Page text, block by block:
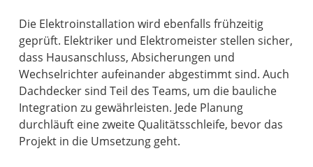
Die Elektroinstallation wird ebenfalls frühzeitig
geprüft. Elektriker und Elektromeister stellen sicher,
dass Hausanschluss, Absicherungen und
Wechselrichter aufeinander abgestimmt sind. Auch
Dachdecker sind Teil des Teams, um die bauliche
Integration zu gewährleisten. Jede Planung
durchläuft eine zweite Qualitätsschleife, bevor das
Projekt in die Umsetzung geht.